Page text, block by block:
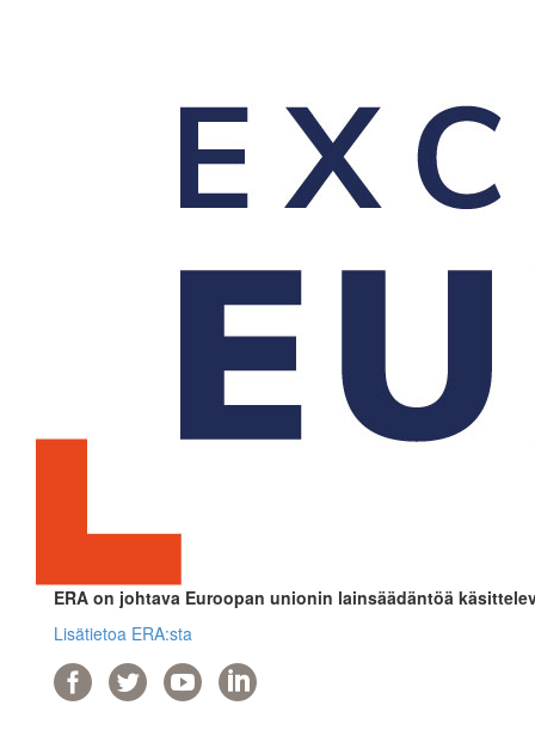
ERA on johtava Euroopan unionin lainsäädäntöä
Lisätietoa ERA:sta